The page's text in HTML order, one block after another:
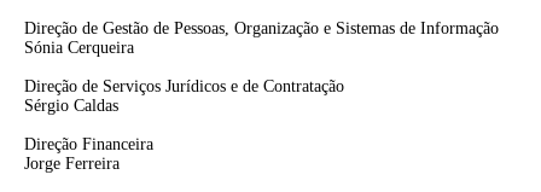
Direção de Gestão de Pessoas, Organização e Sistemas de Informação
Sónia Cerqueira
Direção de Serviços Jurídicos e de Contratação
Sérgio Caldas
Direção Financeira
Jorge Ferreira